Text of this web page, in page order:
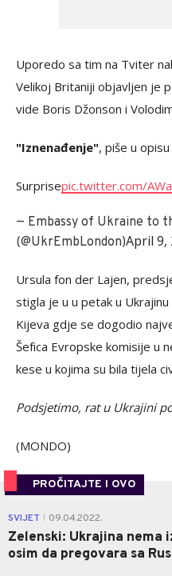
Uporedo sa tim na Tviter
Velikoj Britaniji objavljen je
vide Boris Džonson i
"Iznenađenje", piše u
Surprisepic.twitter.com/
— Embassy of Ukraine to
(@UkrEmbLondon)April 9,
Ursula fon der Lajen,
stigla je u u petak u
Kijeva gdje se dogodio
Šefica Evropske komisije u
kese u kojima su bila tijela
Podsjetimo, rat u Ukrajini
(MONDO)
PROČITAJTE I OVO
SVIJET 09.04.2022.
Zelenski: Ukrajina nema
osim da pregovara sa